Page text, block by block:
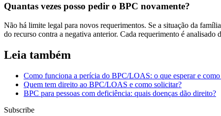
Quantas vezes posso pedir o BPC novamente?
Não há limite legal para novos requerimentos. Se a situação da
do recurso contra a negativa anterior. Cada requerimento é
Leia também
Como funciona a perícia do BPC/LOAS: o que esperar e como
Quem tem direito ao BPC/LOAS e como solicitar?
BPC para pessoas com deficiência: quais doenças dão direito?
Subscribe